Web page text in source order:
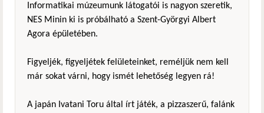
Informatikai múzeumunk látogatói is nagyon szeretik,
NES Minin ki is próbálható a Szent-Györgyi Albert
Agora épületében.
Figyeljék, figyeljétek felületeinket, reméljük nem kell
már sokat várni, hogy ismét lehetőség legyen rá!
A japán Ivatani Toru által írt játék, a pizzaszerű, falánk